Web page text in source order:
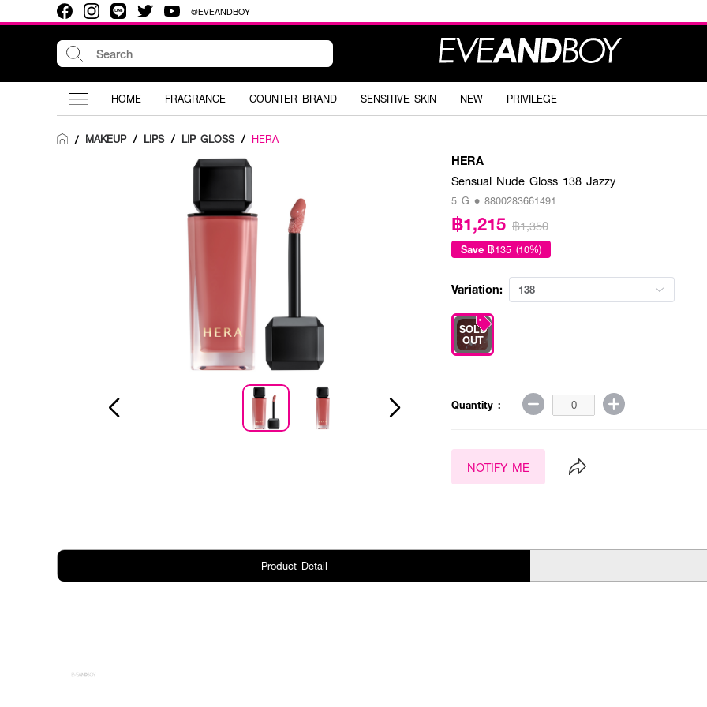
@EVEANDBOY
HOME FRAGRANCE COUNTER BRAND SENSITIVE SKIN NEW PRIVILEGE
/ MAKEUP / LIPS / LIP GLOSS / HERA
HERA
Sensual Nude Gloss 138 Jazzy
5 G • 8800283661491
฿1,215 ฿1,350
Save ฿135 (10%)
Variation: 138
SOLD
OUT
Quantity :
NOTIFY ME
Product Detail